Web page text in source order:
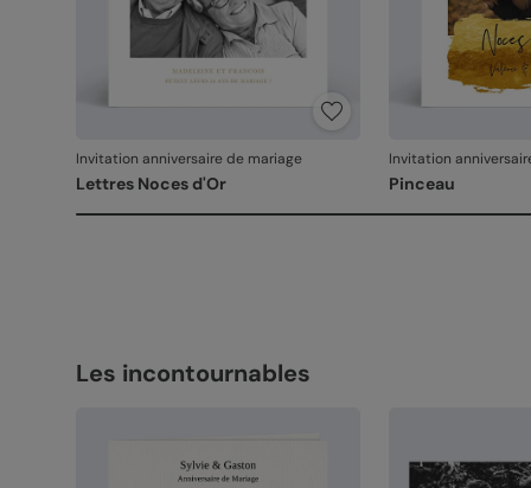
Invitation anniversaire de mariage
Lettres Noces d'Or
Invitation
Pinceau
Les incontournables